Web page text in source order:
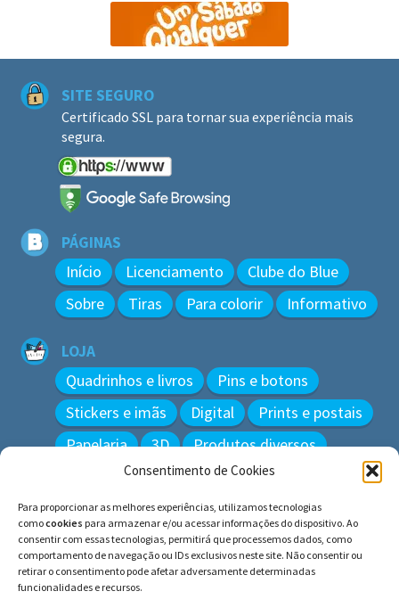
Consentimento de Cookies
Para proporcionar as melhores experiências, utilizamos tecnologias
comocookies para armazenar e/ou acessar informações do dispositivo. Ao
consentir com essas tecnologias, permitirá que processemos dados, como
comportamento de navegação ou IDs exclusivos neste site. Não consentir ou
retirar o consentimento pode afetar adversamente determinadas
funcionalidades e recursos.
SITE SEGURO
Certificado SSL para tornar sua experiência mais
segura.
PÁGINAS
Início Licenciamento
Clube do Blue
Sobre
Tiras Para colorir Informativo
LOJA
Quadrinhos e livros
Pins e botons
Stickers e imãs
Digital
Prints e postais
Papelaria
3D Produtos diversos
Pesquisar
por: